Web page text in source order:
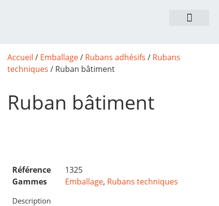
Accueil / Emballage/ Rubans adhésifs / Rubans
techniques / Ruban bâtiment
Ruban bâtiment
Référence
1325
Gammes
Emballage, Rubans techniques
Description